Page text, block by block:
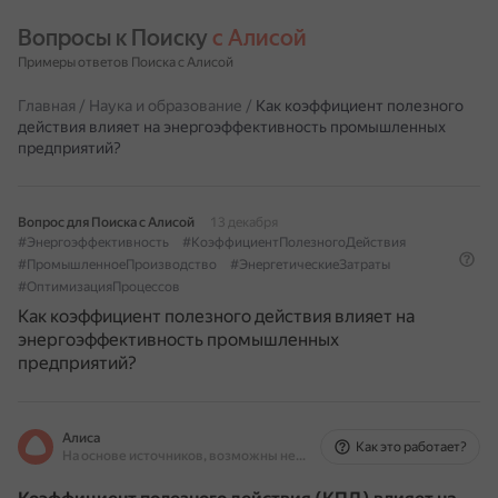
Вопросы к Поиску с Алисой
Примеры ответов Поиска с Алисой
Главная / Наука и образование / Как коэффициент полезного
действия влияет на энергоэффективность промышленных
предприятий?
Вопрос для Поиска с Алисой
13 декабря
#Энергоэффективность
#КоэффициентПолезногоДействия
#ПромышленноеПроизводство
#ЭнергетическиеЗатраты
#ОптимизацияПроцессов
Как коэффициент полезного действия влияет на
энергоэффективность промышленных
предприятий?
Алиса
На основе источников, возможны неточности
Как это работает?